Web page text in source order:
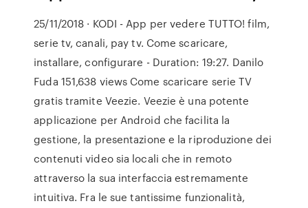
25/11/2018 · KODI - App per vedere TUTTO! film,
serie tv, canali, pay tv. Come scaricare,
installare, configurare - Duration: 19:27. Danilo
Fuda 151,638 views Come scaricare serie TV
gratis tramite Veezie. Veezie è una potente
applicazione per Android che facilita la
gestione, la presentazione e la riproduzione dei
contenuti video sia locali che in remoto
attraverso la sua interfaccia estremamente
intuitiva. Fra le sue tantissime funzionalità,